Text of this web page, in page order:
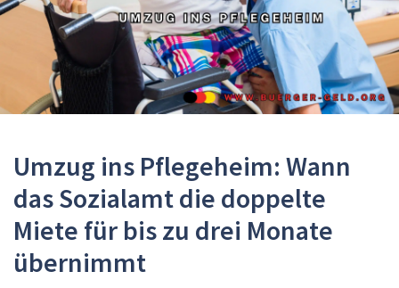
Umzug ins Pflegeheim: Wann
das Sozialamt die doppelte
Miete für bis zu drei Monate
übernimmt